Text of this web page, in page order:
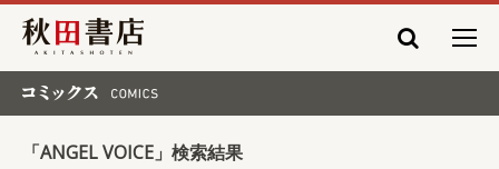
秋田書店
「ANGEL VOICE」検索結果